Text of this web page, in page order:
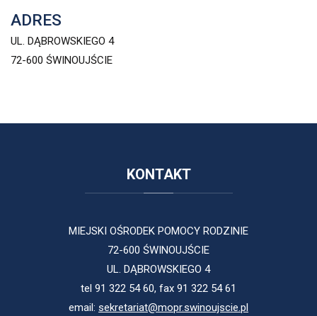
ADRES
UL. DĄBROWSKIEGO 4
72-600 ŚWINOUJŚCIE
KONTAKT
MIEJSKI OŚRODEK POMOCY RODZINIE
72-600 ŚWINOUJŚCIE
UL. DĄBROWSKIEGO 4
tel 91 322 54 60, fax 91 322 54 61
email: sekretariat@mopr.swinoujscie.pl